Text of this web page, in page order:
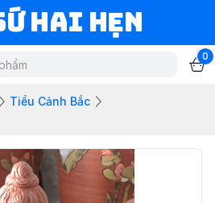
Hai Hẹn
0
Tiểu Cảnh Bắc